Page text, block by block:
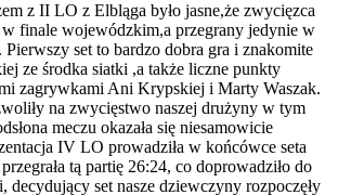
z II LO z Elbląga było jasne,że zwycięzca
finale wojewódzkim,a przegrany jedynie w
set to bardzo dobra gra i znakomite
ze środka siatki ,a także liczne punkty
zagrywkami Ani Krypskiej i Marty Waszak.
na zwycięstwo naszej drużyny w tym
meczu okazała się niesamowicie
IV LO prowadziła w końcówce seta
tą partię 26:24, co doprowadziło do
decydujący set nasze dziewczyny rozpoczęły